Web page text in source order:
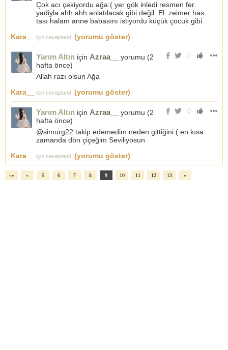
Çok acı çekiyordu ağa:( yer gök inledi resmen fer.
yadiyla ahh ahh anlatılacak gibi değil. El. zeimer has.
tası halam anne babasını istiyordu küçük çocuk gibi
Kara__
için cevaplandı (yorumu göster)
0
Yarım Altın için Azraa__ yorumu (2
hafta önce)
Allah razı olsun Ağa
Kara__
için cevaplandı (yorumu göster)
0
Yarım Altın için Azraa__ yorumu (2
hafta önce)
@simurg22 takip edemedim neden gittiğini:( en kısa
zamanda dön çiçeğim Seviliyosun
Kara__
için cevaplandı (yorumu göster)
«« « 5 6 7 8 9 10 11 12 13 »